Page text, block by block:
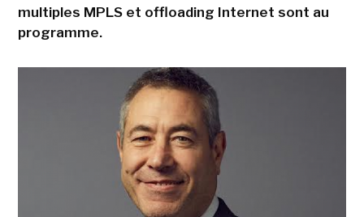
multiples MPLS et offloading Internet sont au
programme.